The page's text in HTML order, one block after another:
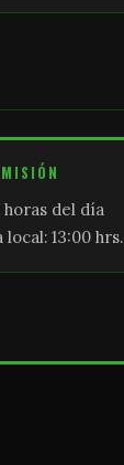
horas del día
local: 13:00 hrs.